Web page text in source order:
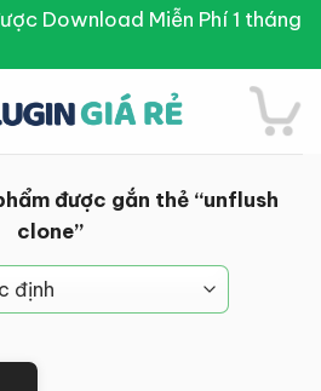
Download Miễn Phí 1 tháng
được gắn thẻ “unflush
clone”